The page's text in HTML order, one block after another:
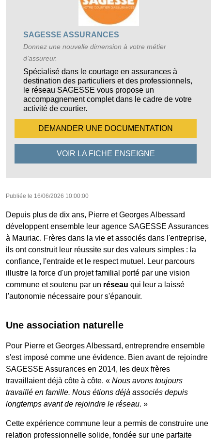
SAGESSE ASSURANCES
Donnez une nouvelle dimension à votre métier
d’assureur.
Spécialisé dans le courtage en assurances à
destination des particuliers et des professionnels,
le réseau SAGESSE vous propose un
accompagnement complet dans le cadre de votre
activité de courtier.
DEMANDER UNE DOCUMENTATION
VOIR LA FICHE ENSEIGNE
Publiée le 16/06/2026 10:00:00
Depuis plus de dix ans, Pierre et Georges Albessard
développent ensemble leur agence SAGESSE Assurances
à Mauriac. Frères dans la vie et associés dans l'entreprise,
ils ont construit leur réussite sur des valeurs simples : la
confiance, l'entraide et le respect mutuel. Leur parcours
illustre la force d'un projet familial porté par une vision
commune et soutenu par un réseau qui leur a laissé
l'autonomie nécessaire pour s'épanouir.
Une association naturelle
Pour Pierre et Georges Albessard, entreprendre ensemble
s'est imposé comme une évidence. Bien avant de rejoindre
SAGESSE Assurances en 2014, les deux frères
travaillaient déjà côte à côte. « Nous avons toujours
travaillé en famille. Nous étions déjà associés depuis
longtemps avant de rejoindre le réseau. »
Cette expérience commune leur a permis de construire une
relation professionnelle solide, fondée sur une parfaite